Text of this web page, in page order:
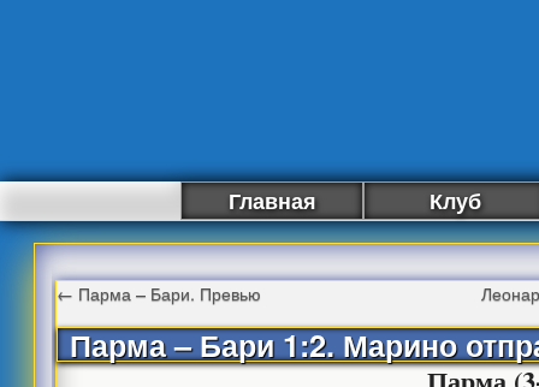
Главная Клуб
← Парма – Бари. Превью
Парма – Бари 1:2. Марино